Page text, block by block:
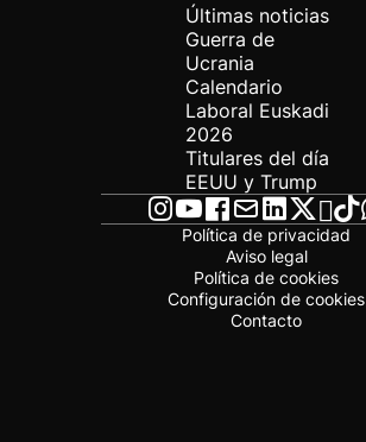
Últimas noticias
Guerra de
Ucrania
Calendario
Laboral Euskadi
2026
Titulares del día
EEUU y Trump
Política de privacidad
Aviso legal
Política de cookies
Configuración de cookies
Contacto